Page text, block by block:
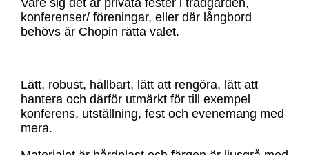
konferenser/ föreningar, eller där långbord
behövs är Chopin rätta valet.
Lätt, robust, hållbart, lätt att rengöra, lätt att
hantera och därför utmärkt för till exempel
konferens, utställning, fest och evenemang med
mera.